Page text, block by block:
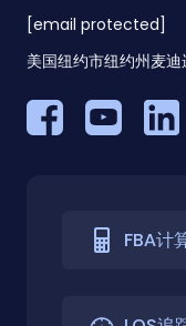
[email protected]
美国纽约市纽约州麦
FBA计